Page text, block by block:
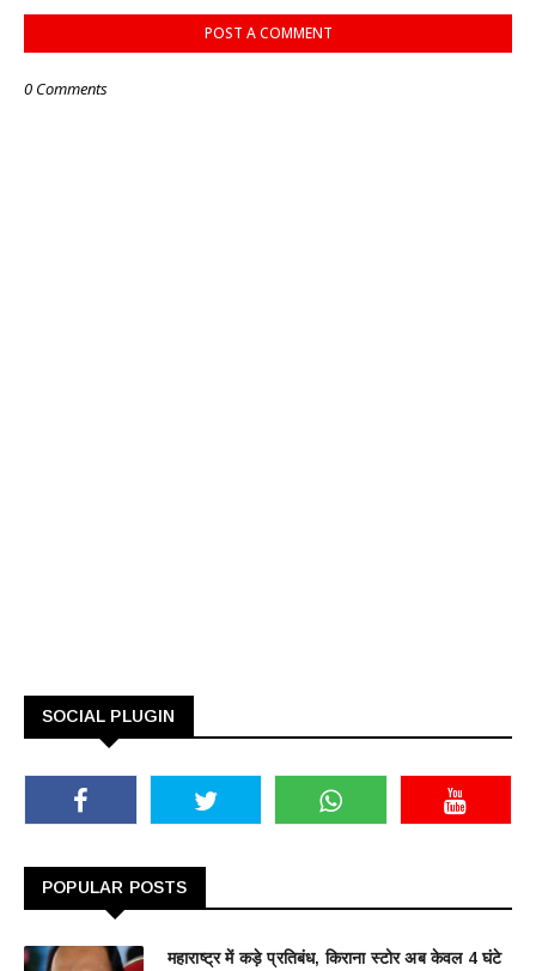
POST A COMMENT
0 Comments
SOCIAL PLUGIN
POPULAR POSTS
महाराष्ट्र में कड़े प्रतिबंध, किराना स्टोर अब केवल 4 घंटे